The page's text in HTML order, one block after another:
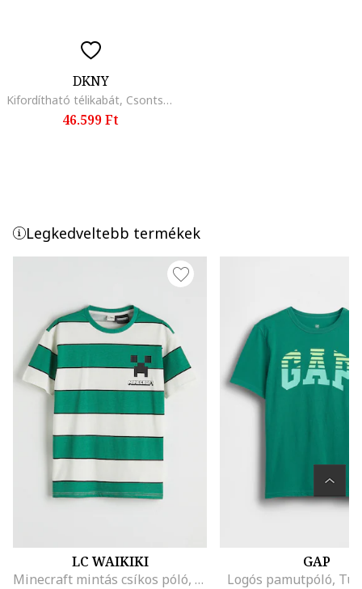
DKNY
Kifordítható télikabát, Csontszín/Fekete
46.599 Ft
Legkedveltebb termékek
LC WAIKIKI
Minecraft mintás csíkos póló, Fehér/Zöld/Fekete
GAP
Logós pamutpóló,